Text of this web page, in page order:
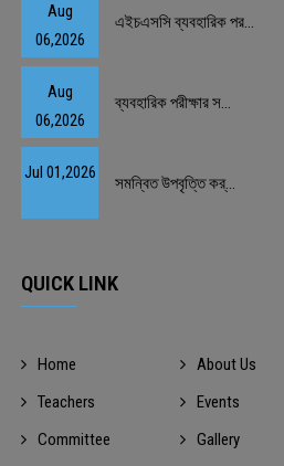
Aug
06,2026
এইচএসসি ব্যবহারিক পর...
Aug
06,2026
ব্যবহারিক পরীক্ষার স...
Jul 01,2026
সমন্বিত উপবৃত্তি কর্...
QUICK LINK
Home
About Us
Teachers
Events
Committee
Gallery